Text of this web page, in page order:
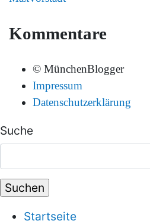
Kommentare
© MünchenBlogger
Impressum
Datenschutzerklärung
Suche
Startseite